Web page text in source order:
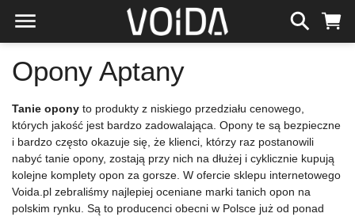
Opony Aptany
Tanie opony to produkty z niskiego przedziału cenowego,
których jakość jest bardzo zadowalająca. Opony te są bezpieczne
i bardzo często okazuje się, że klienci, którzy raz postanowili
nabyć tanie opony, zostają przy nich na dłużej i cyklicznie kupują
kolejne komplety opon za gorsze. W ofercie sklepu internetowego
Voida.pl zebraliśmy najlepiej oceniane marki tanich opon na
polskim rynku. Są to producenci obecni w Polsce już od ponad